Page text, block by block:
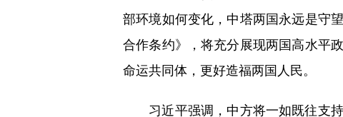
部环境如何变化，中塔两国永远是守
合作条约》，将充分展现两国高水平
命运共同体，更好造福两国人民。
习近平强调，中方将一如既往支持